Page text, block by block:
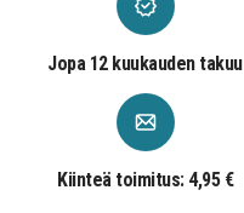
Jopa 12 kuukauden takuu
Kiinteä toimitus: 4,95 €